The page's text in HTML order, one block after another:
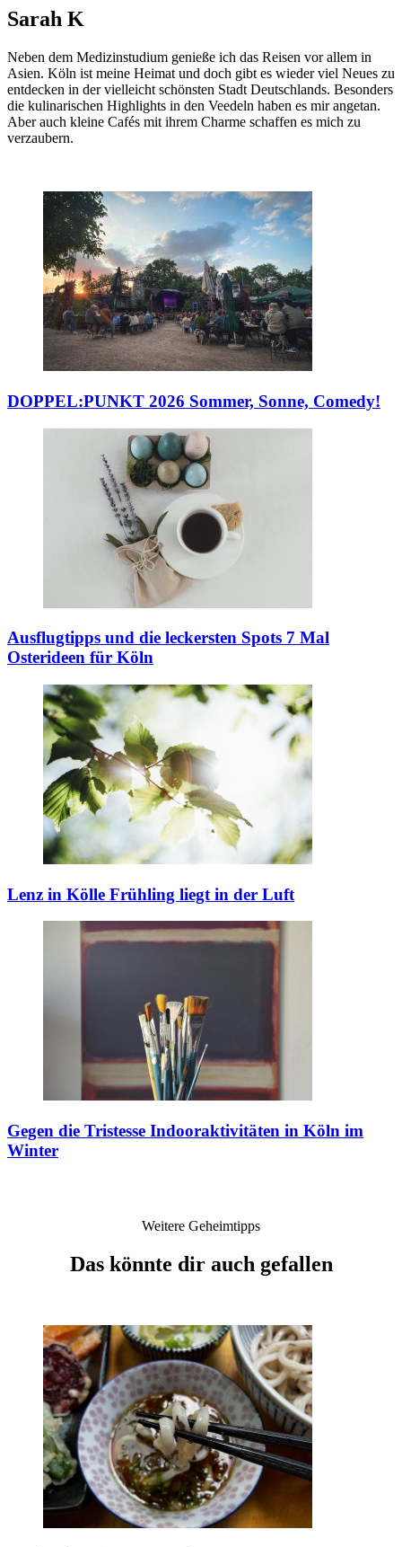
Sarah K
Neben dem Medizinstudium genieße ich das Reisen vor allem in
Asien. Köln ist meine Heimat und doch gibt es wieder viel Neues zu
entdecken in der vielleicht schönsten Stadt Deutschlands. Besonders
die kulinarischen Highlights in den Veedeln haben es mir angetan.
Aber auch kleine Cafés mit ihrem Charme schaffen es mich zu
verzaubern.
DOPPEL:PUNKT 2026 Sommer, Sonne, Comedy!
Ausflugtipps und die leckersten Spots 7 Mal
Osterideen für Köln
Lenz in Kölle Frühling liegt in der Luft
Gegen die Tristesse Indooraktivitäten in Köln im
Winter
Weitere Geheimtipps
Das könnte dir auch gefallen